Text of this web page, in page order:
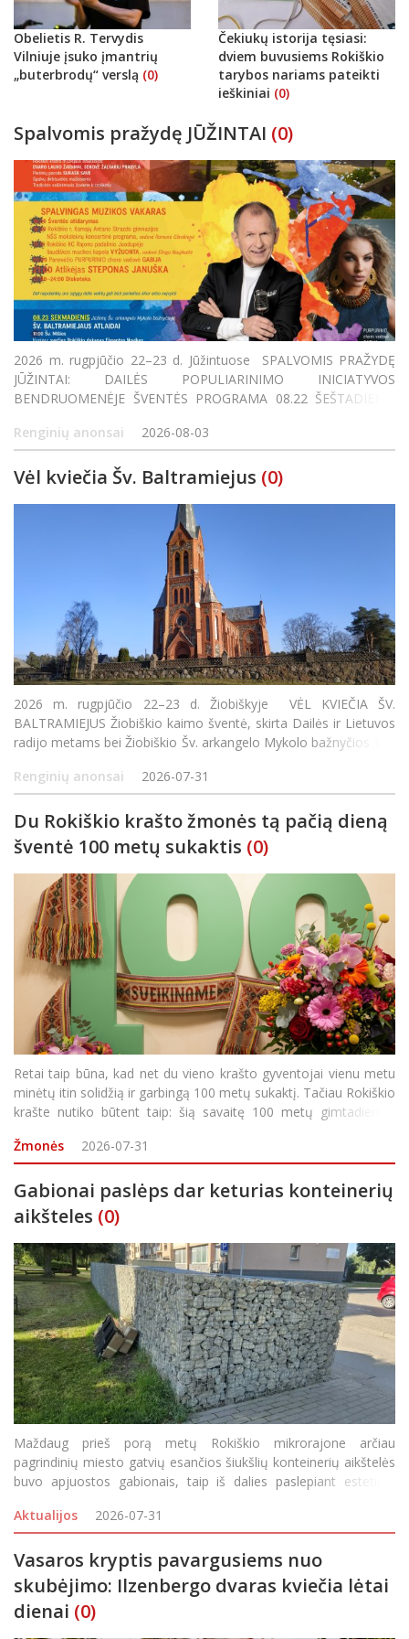
Obelietis R. Tervydis
Vilniuje įsuko įmantrių
„buterbrodų“ verslą (0)
Čekiukų istorija tęsiasi:
dviem buvusiems Rokiškio
tarybos nariams pateikti
ieškiniai (0)
Spalvomis pražydę JŪŽINTAI (0)
2026 m. rugpjūčio 22–23 d. Jūžintuose SPALVOMIS PRAŽYDĘ
JŪŽINTAI: DAILĖS POPULIARINIMO INICIATYVOS
BENDRUOMENĖJE ŠVENTĖS PROGRAMA 08.22 ŠEŠTADIENIS
ERDVĖ 8:00–12:00 Žvejybos varžybos Išankstinė r
Renginių anonsai 2026-08-03
Vėl kviečia Šv. Baltramiejus (0)
2026 m. rugpjūčio 22–23 d. Žiobiškyje VĖL KVIEČIA ŠV.
BALTRAMIEJUS Žiobiškio kaimo šventė, skirta Dailės ir Lietuvos
radijo metams bei Žiobiškio Šv. arkangelo Mykolo bažnyčios 115
Renginių anonsai
2026-07-31
Du Rokiškio krašto žmonės tą pačią dieną
šventė 100 metų sukaktis (0)
Retai taip būna, kad net du vieno krašto gyventojai vienu metu
minėtų itin solidžią ir garbingą 100 metų sukaktį. Tačiau Rokiškio
krašte nutiko būtent taip: šią savaitę 100 metų gimtadienius
roki&sca
Žmonės 2026-07-31
Gabionai paslėps dar keturias konteinerių
aikšteles (0)
Maždaug prieš porą metų Rokiškio mikrorajone arčiau
pagrindinių miesto gatvių esančios šiukšlių konteinerių aikštelės
buvo apjuostos gabionais, taip iš dalies paslepiant estetinio
Aktualijos
2026-07-31
Vasaros kryptis pavargusiems nuo
skubėjimo: Ilzenbergo dvaras kviečia lėtai
dienai (0)